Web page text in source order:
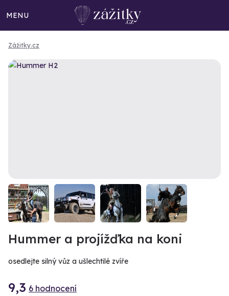
MENU
Zážitky.cz
Hummer a projížďka na koni
osedlejte silný vůz a ušlechtilé zvíře
9,3 6 hodnocení